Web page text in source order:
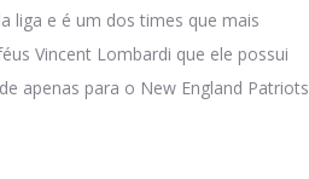
liga e é um dos times que mais
Vincent Lombardi que ele possui
apenas para o New England Patriots